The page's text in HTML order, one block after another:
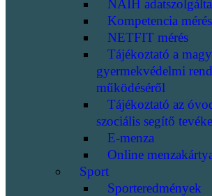
NAIH
Kompetencia mérés
NETFIT mérés
Tájékoztató a
gyermekvédelmi
működéséről
Tájékoztató az
szociális segítő
E-menza
Online
Sport
Sporteredmények